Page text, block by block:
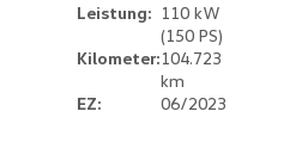
Leistung: 110 kW
(150 PS)
Kilometer:104.723
km
EZ:
06/2023